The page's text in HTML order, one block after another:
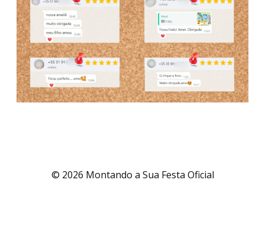
© 2026 Montando a Sua Festa Oficial